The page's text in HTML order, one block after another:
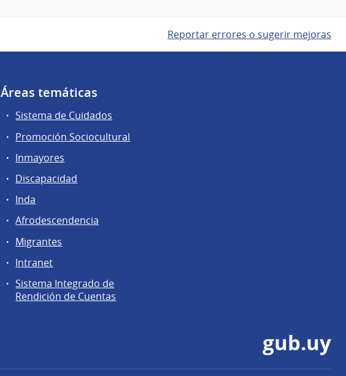
Reportar errores o sugerir mejoras
Áreas temáticas
Sistema de Cuidados
Promoción Sociocultural
Inmayores
Discapacidad
Inda
Afrodescendencia
Migrantes
Intranet
Sistema Integrado de
Rendición de Cuentas
gub.uy